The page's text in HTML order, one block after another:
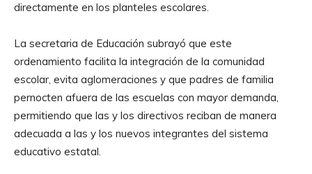
directamente en los planteles escolares.
La secretaria de Educación subrayó que este
ordenamiento facilita la integración de la comunidad
escolar, evita aglomeraciones y que padres de familia
pernocten afuera de las escuelas con mayor demanda,
permitiendo que las y los directivos reciban de manera
adecuada a las y los nuevos integrantes del sistema
educativo estatal.